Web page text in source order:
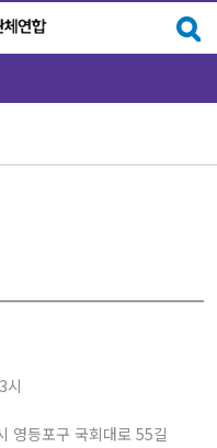
시
영등포구 국회대로 55길